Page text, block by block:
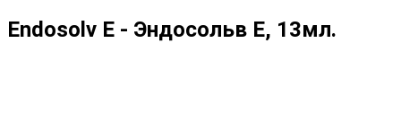
Endosolv E - Эндосольв Е, 13мл.